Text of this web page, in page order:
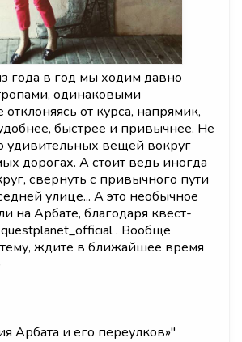
года в год мы ходим давно
одинаковыми
от курса, напрямик,
быстрее и привычнее. Не
удивительных вещей вокруг
дорогах. А стоит ведь иногда
свернуть с привычного пути
улице... А это необычное
на Арбате, благодаря квест-
. Вообще
тему, ждите в ближайшее время
Арбата и его переулков»"